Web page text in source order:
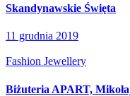
Skandynawskie Święta
11 grudnia 2019
Fashion Jewellery
Biżuteria APART,